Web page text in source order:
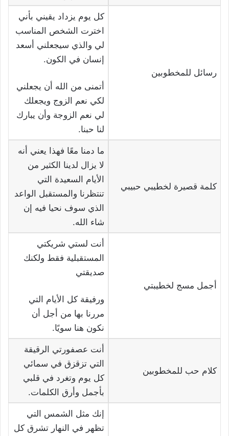
رسائل للمخطوبين
كل يوم يزداد يقيني بأني
اخترت الشخص المناسب
لي والذي سيجعلني أسعد
إنسان في الكون.
أتمنى من الله أن يجعلني
لكي نعم الزوج ويجعلك
لي نعم الزوجة وأن يبارك
لنا حبنا.
كلمة قصيرة لخطيبي حبيبي
ما دمنا معًا فهذا يعني أنه
لا يزال لدينا الكثير من
الأيام السعيدة التي
تنتظرنا والمستقبل الواعد
الذي سوف نحيا فيه إن
شاء الله.
أجمل مسج لخطيبتي
أنت لستي شريكتي
المستقبلية فقط ولكنك
صديقتي
ورفيقة كل الأيام التي
مررنا بها من أجل أن
نكون هنا سويًا.
كلام حب للمخطوبين
أنت عصفورتي الرقيقة
التي تزقزق في سمائي
كل يوم وتغرد في قلبي
بأجمل وأرق الكلمات.
إنك مثل الشمس التي
تظهر في النهار تشرق كل